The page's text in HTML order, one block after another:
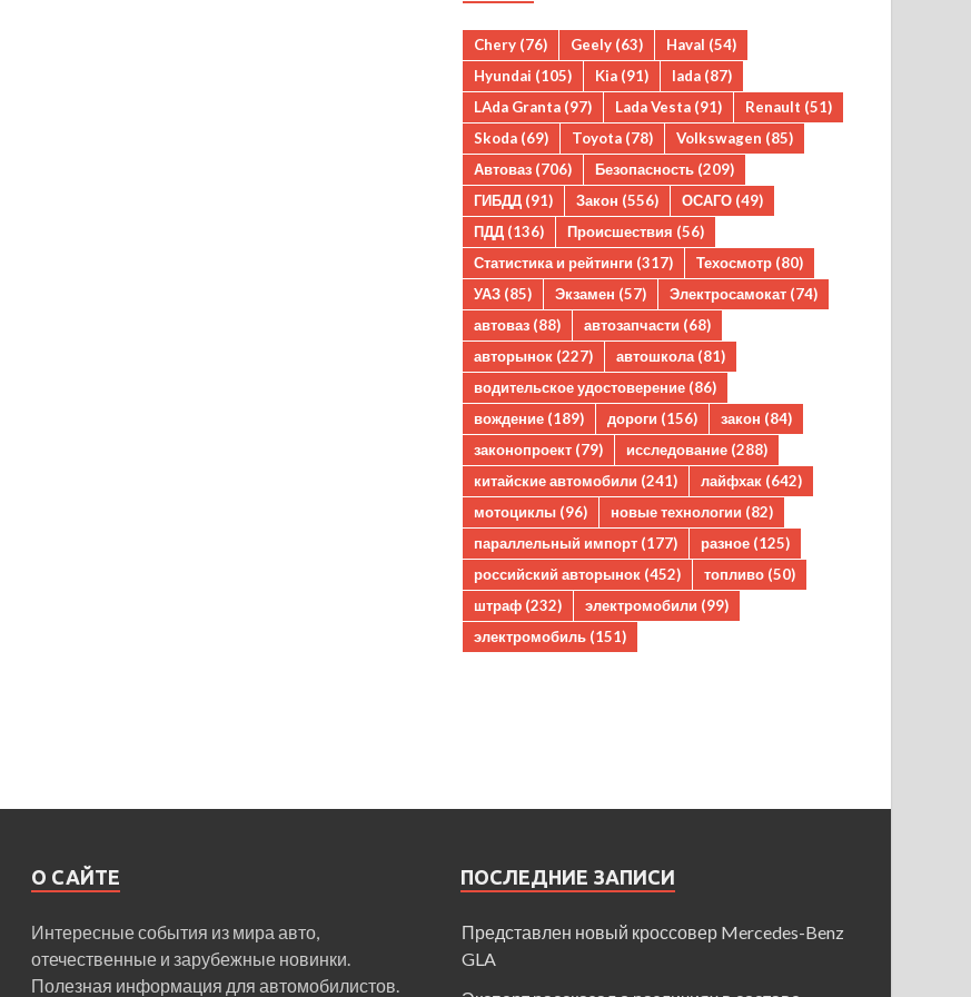
Chery (76) Geely (63) Haval (54)
Hyundai (105) Kia (91) lada (87)
LAda Granta (97) Lada Vesta (91) Renault (51)
Skoda (69) Toyota (78) Volkswagen (85)
Автоваз (706) Безопасность (209)
ГИБДД (91) Закон (556) ОСАГО (49)
ПДД (136) Происшествия (56)
Статистика и рейтинги (317) Техосмотр (80)
УАЗ (85) Экзамен (57) Электросамокат (74)
автоваз (88) автозапчасти (68)
авторынок (227) автошкола (81)
водительское удостоверение (86)
вождение (189) дороги (156) закон (84)
законопроект (79) исследование (288)
китайские автомобили (241) лайфхак (642)
мотоциклы (96) новые технологии (82)
параллельный импорт (177) разное (125)
российский авторынок (452) топливо (50)
штраф (232) электромобили (99)
электромобиль (151)
О САЙТЕ
Интересные события из мира авто,
отечественные и зарубежные новинки.
Полезная информация для автомобилистов.
ПОСЛЕДНИЕ ЗАПИСИ
Представлен новый кроссовер Mercedes-Benz
GLA